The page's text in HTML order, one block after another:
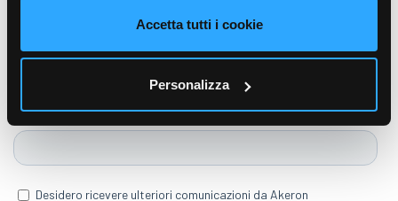
Accetta tutti i cookie
Personalizza